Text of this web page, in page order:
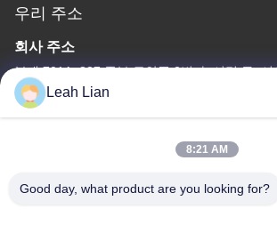
우리 주소
회사 주소
부대 701A, 837 중부 큐안푸 2번가, 시밍 구, 시
공장 주소
86-592-5175705
Leah Lian
8:21 AM
Good day, what product are you looking for?